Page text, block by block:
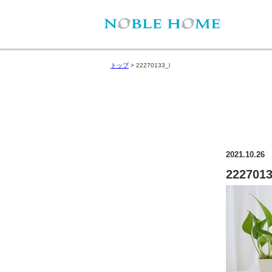
トップ> 22270133_l
2021.10.26